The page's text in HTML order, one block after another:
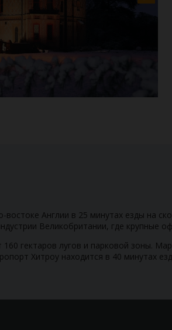
Англии в 25 минутах езды на
Великобритании, где крупные
160 гектаров лугов и парковой зоны.
Хитроу находится в 40 минутах